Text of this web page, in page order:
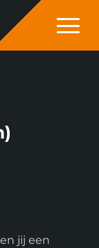
jij een